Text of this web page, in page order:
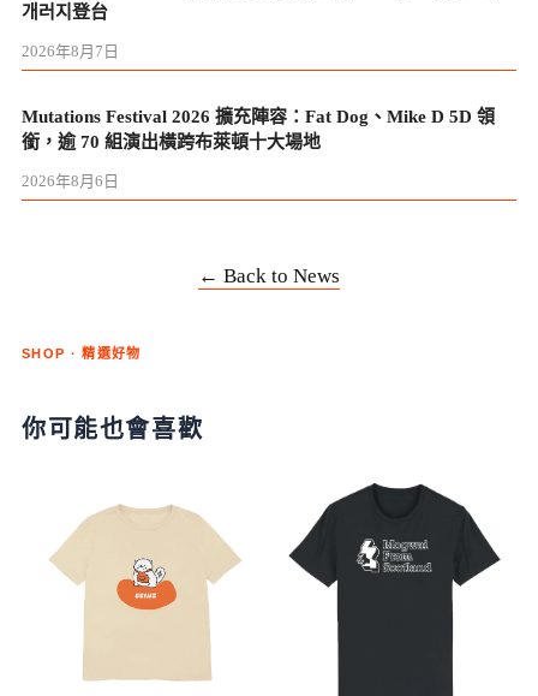
개러지登台
2026年8月7日
Mutations Festival 2026 擴充陣容：Fat Dog、Mike D 5D 領
銜，逾 70 組演出橫跨布萊頓十大場地
2026年8月6日
← Back to News
SHOP · 精選好物
你可能也會喜歡